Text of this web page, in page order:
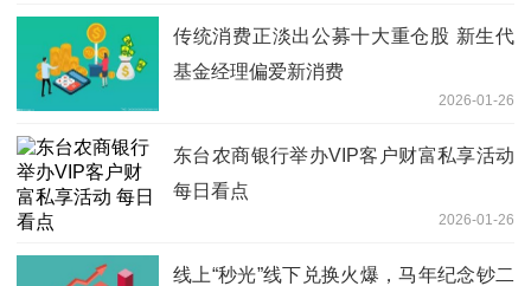
传统消费正淡出公募十大重仓股 新生代
基金经理偏爱新消费
2026-01-26
东台农商银行举办VIP客户财富私享活动
每日看点
2026-01-26
线上“秒光”线下兑换火爆，马年纪念钞二